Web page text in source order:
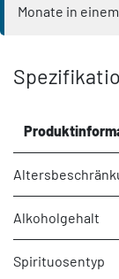
Monate in
Alkoholgehalt
Spirituosentyp